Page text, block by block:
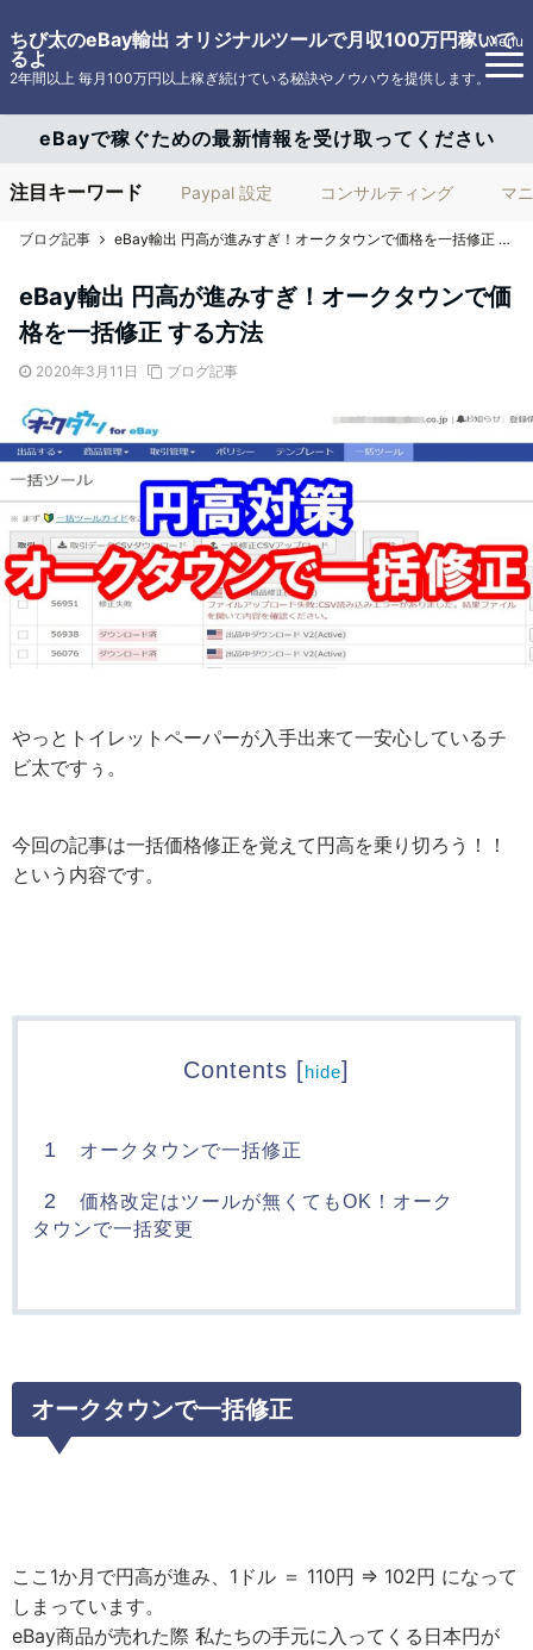
ちび太のeBay輸出 オリジナルツールで月収100万円稼いで
るよ
2年間以上 毎月100万円以上稼ぎ続けている秘訣やノウハウを提供します。
Menu
eBayで稼ぐための最新情報を受け取ってください
注目キーワード Paypal 設定 コンサルティング マ
ブログ記事 eBay輸出 円高が進みすぎ！オークタウンで価格を一括修正 する方法
eBay輸出 円高が進みすぎ！オークタウンで価
格を一括修正 する方法
2020年3月11日 ブログ記事
やっとトイレットペーパーが入手出来て一安心しているチ
ビ太ですぅ。
今回の記事は一括価格修正を覚えて円高を乗り切ろう！！
という内容です。
Contents [hide]
1 オークタウンで一括修正
2
価格改定はツールが無くてもOK！オーク
タウンで一括変更
オークタウンで一括修正
ここ1か月で円高が進み、1ドル ＝ 110円 ⇒ 102円 になって
しまっています。
eBay商品が売れた際 私たちの手元に入ってくる日本円が